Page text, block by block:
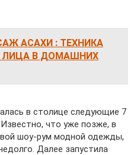
АСАХИ : ТЕХНИКА
В ДОМАШНИХ
в столице следующие 7
что уже позже, в
шоу-рум модной одежды,
Далее запустила